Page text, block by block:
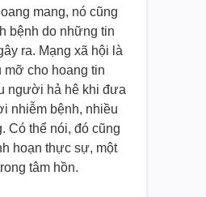
mang, nó cũng
bệnh do những tin
ra. Mạng xã hội là
mỡ cho hoang tin
người hả hê khi đưa
nhiễm bệnh, nhiều
Có thể nói, đó cũng
hoạn thực sự, một
tâm hồn.